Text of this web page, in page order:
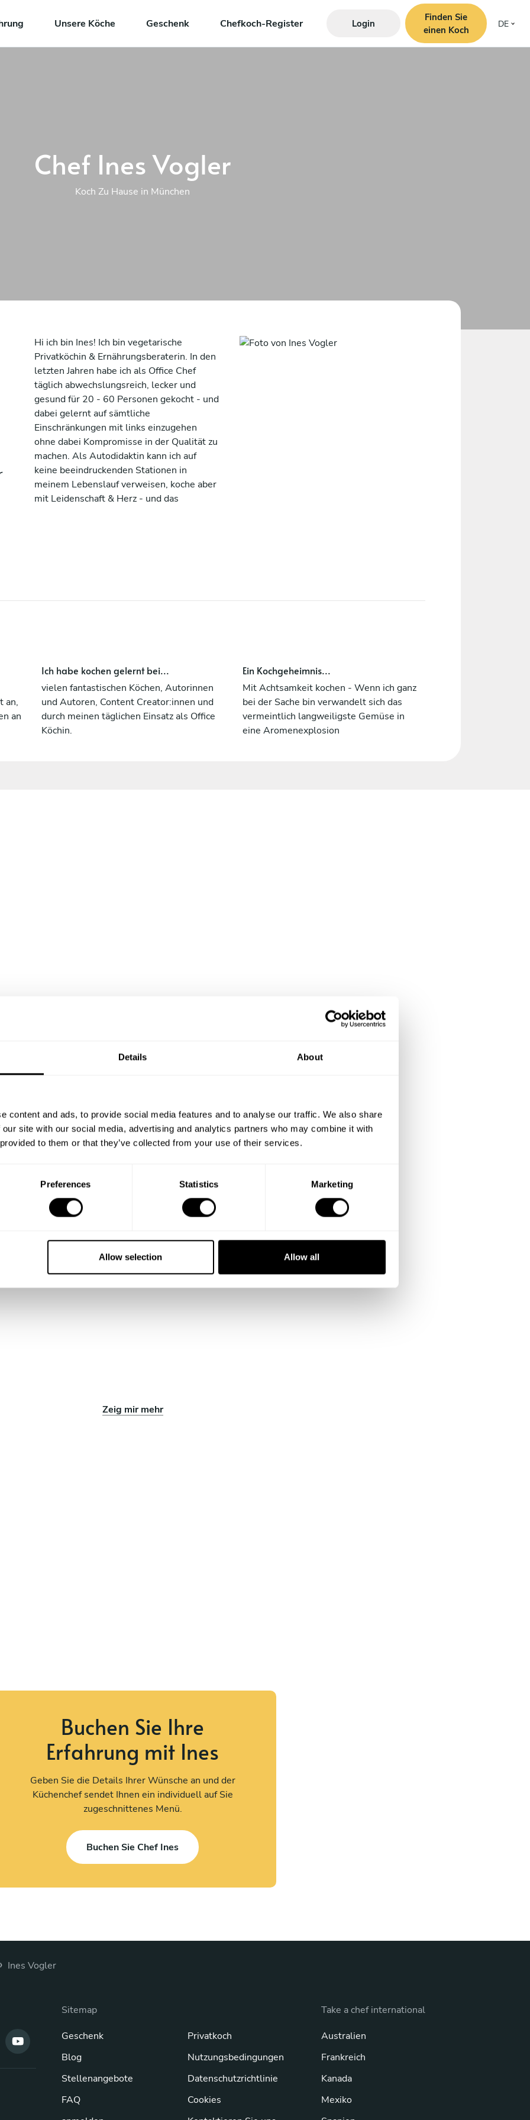
Details About
content and ads, to provide social media features and to analyse our traffic. We also share
site with our social media, advertising and analytics partners who may combine it with
to them or that they’ve collected from your use of their services.
Preferences Statistics Marketing
Allow selection Allow all
Unsere Köche Geschenk Chefkoch-Register Login
Finden Sie
einen Koch
DE
Chef Ines Vogler
Koch Zu Hause in München
Hi ich bin Ines! Ich bin vegetarische
Privatköchin & Ernährungsberaterin. In den
letzten Jahren habe ich als Office Chef
täglich abwechslungsreich, lecker und
gesund für 20 - 60 Personen gekocht - und
dabei gelernt auf sämtliche
Einschränkungen mit links einzugehen
ohne dabei Kompromisse in der Qualität zu
machen. Als Autodidaktin kann ich auf
keine beeindruckenden Stationen in
meinem Lebenslauf verweisen, koche aber
mit Leidenschaft & Herz - und das
viel Umami. Als Gastgeberin mit 15 Jahren
an,
an
Ich habe kochen gelernt bei...
vielen fantastischen Köchen, Autorinnen
und Autoren, Content Creator:innen und
durch meinen täglichen Einsatz als Office
Köchin.
Ein Kochgeheimnis...
Mit Achtsamkeit kochen - Wenn ich ganz
bei der Sache bin verwandelt sich das
vermeintlich langweiligste Gemüse in
eine Aromenexplosion
Zeig mir mehr
Buchen Sie Ihre
Erfahrung mit Ines
Geben Sie die Details Ihrer Wünsche an und der
Küchenchef sendet Ihnen ein individuell auf Sie
zugeschnittenes Menü.
Buchen Sie Chef Ines
› Ines Vogler
Sitemap
Geschenk
Blog
Stellenangebote
FAQ
Privatkoch
Nutzungsbedingungen
Datenschutzrichtlinie
Cookies
Take a chef international
Australien
Frankreich
Kanada
Mexiko